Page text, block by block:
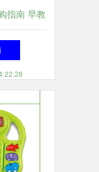
指南 早教
息